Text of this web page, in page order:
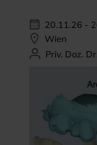
20.11.26 -
Wien
Priv. Doz.